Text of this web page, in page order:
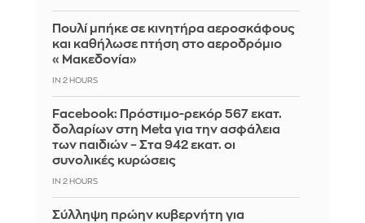
Πουλί μπήκε σε κινητήρα αεροσκάφους
και καθήλωσε πτήση στο αεροδρόμιο
«Μακεδονία»
IN 2 HOURS
Facebook: Πρόστιμο-ρεκόρ 567 εκατ.
δολαρίων στη Meta για την ασφάλεια
των παιδιών – Στα 942 εκατ. οι
συνολικές κυρώσεις
IN 2 HOURS
Σύλληψη πρώην κυβερνήτη για